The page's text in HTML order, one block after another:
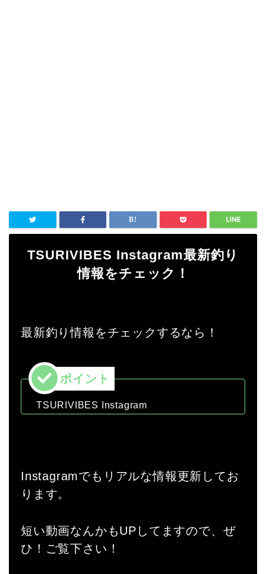
TSURIVIBES Instagram最新釣り
情報をチェック！
最新釣り情報をチェックするなら！
TSURIVIBES Instagram
Instagramでもリアルな情報更新してお
ります。
短い動画なんかもUPしてますので、ぜ
ひ！ご覧下さい！